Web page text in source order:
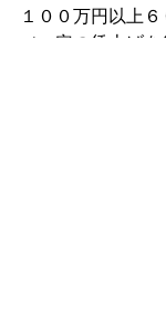
１００万円以上
（一定の賃上げ